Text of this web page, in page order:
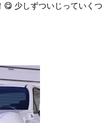
😋 少しずついじっていくつ